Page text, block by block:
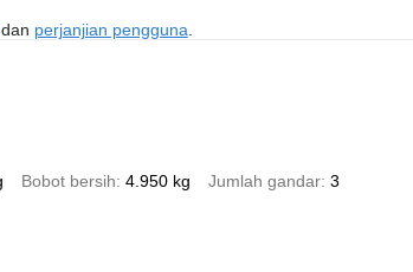
perjanjian pengguna
Bobot bersih 4.950 kg Jumlah gandar 3